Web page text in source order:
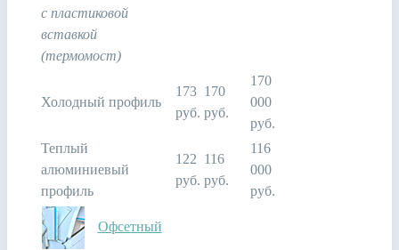
с пластиковой
вставкой
(термомост)
Холодный профиль
173
руб.
170
руб.
170
000
руб.
Теплый
алюминиевый
профиль
122
руб.
116
руб.
116
000
руб.
Офсетный